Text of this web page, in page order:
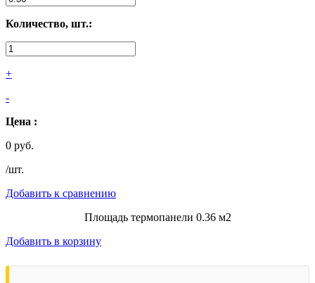
Количество, шт.:
+
-
Цена :
0 руб.
/шт.
Добавить к сравнению
Площадь термопанели 0.36 м2
Добавить в корзину